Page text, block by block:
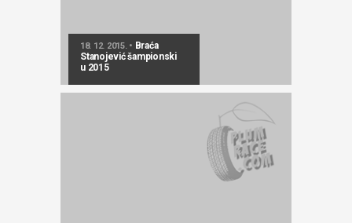
18. 12. 2015. • Braća
Stanojević šampionski
u 2015